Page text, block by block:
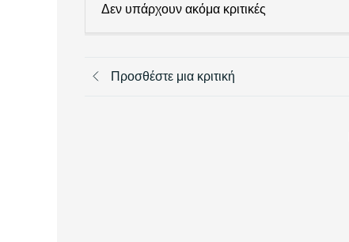
Δεν υπάρχουν ακόμα κριτικές
Προσθέστε μια κριτική